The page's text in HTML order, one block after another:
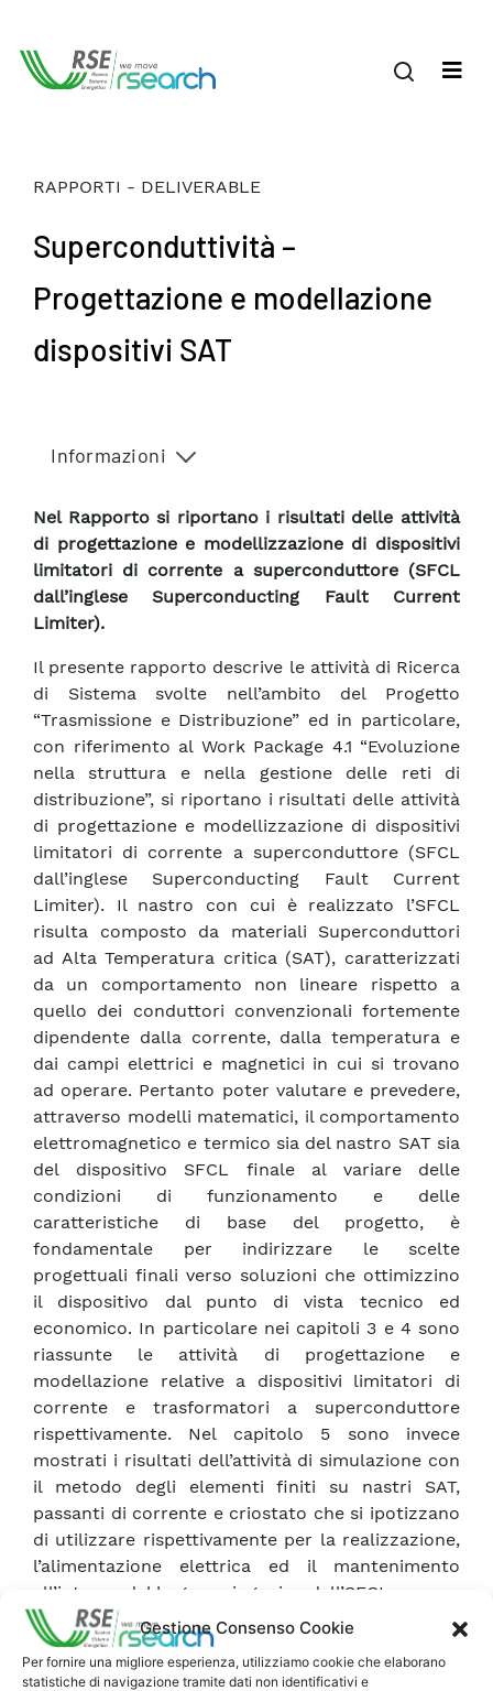
Gestione Consenso Cookie
Per fornire una migliore esperienza, utilizziamo cookie che elaborano
statistiche di navigazione tramite dati non identificativi e
RAPPORTI - DELIVERABLE
Superconduttività –
Progettazione e modellazione
dispositivi SAT
Informazioni
Nel Rapporto si riportano i risultati delle attività
di progettazione e modellizzazione di dispositivi
limitatori di corrente a superconduttore (SFCL
dall’inglese Superconducting Fault Current
Limiter).
Il presente rapporto descrive le attività di Ricerca
di Sistema svolte nell’ambito del Progetto
“Trasmissione e Distribuzione” ed in particolare,
con riferimento al Work Package 4.1 “Evoluzione
nella struttura e nella gestione delle reti di
distribuzione”, si riportano i risultati delle attività
di progettazione e modellizzazione di dispositivi
limitatori di corrente a superconduttore (SFCL
dall’inglese Superconducting Fault Current
Limiter). Il nastro con cui è realizzato l’SFCL
risulta composto da materiali Superconduttori
ad Alta Temperatura critica (SAT), caratterizzati
da un comportamento non lineare rispetto a
quello dei conduttori convenzionali fortemente
dipendente dalla corrente, dalla temperatura e
dai campi elettrici e magnetici in cui si trovano
ad operare. Pertanto poter valutare e prevedere,
attraverso modelli matematici, il comportamento
elettromagnetico e termico sia del nastro SAT sia
del dispositivo SFCL finale al variare delle
condizioni di funzionamento e delle
caratteristiche di base del progetto, è
fondamentale per indirizzare le scelte
progettuali finali verso soluzioni che ottimizzino
il dispositivo dal punto di vista tecnico ed
economico. In particolare nei capitoli 3 e 4 sono
riassunte le attività di progettazione e
modellazione relative a dispositivi limitatori di
corrente e trasformatori a superconduttore
rispettivamente. Nel capitolo 5 sono invece
mostrati i risultati dell’attività di simulazione con
il metodo degli elementi finiti su nastri SAT,
passanti di corrente e criostato che si ipotizzano
di utilizzare rispettivamente per la realizzazione,
l’alimentazione elettrica ed il mantenimento
all’interno del bagno criogenico dell’SFCL.
Scarica Rapporto